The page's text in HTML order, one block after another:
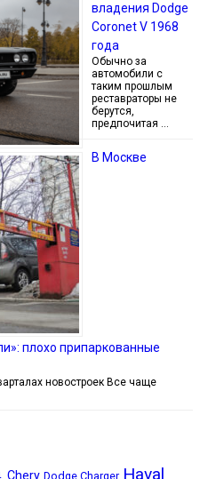
владения Dodge
Coronet V 1968
года
Обычно за
автомобили с
таким прошлым
реставраторы не
берутся,
предпочитая …
В Москве
плохо припаркованные
новостроек Все чаще
Chery Dodge Charger Haval